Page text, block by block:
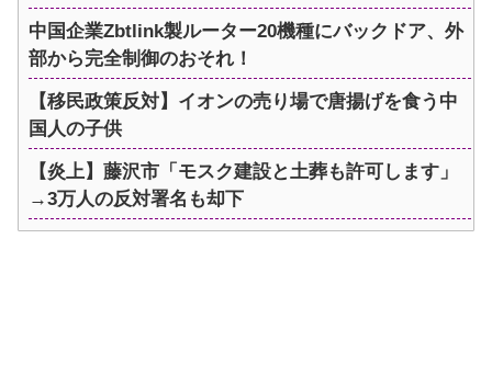
中国企業Zbtlink製ルーター20機種にバックドア、外
部から完全制御のおそれ！
【移民政策反対】イオンの売り場で唐揚げを食う中
国人の子供
【炎上】藤沢市「モスク建設と土葬も許可します」
→3万人の反対署名も却下